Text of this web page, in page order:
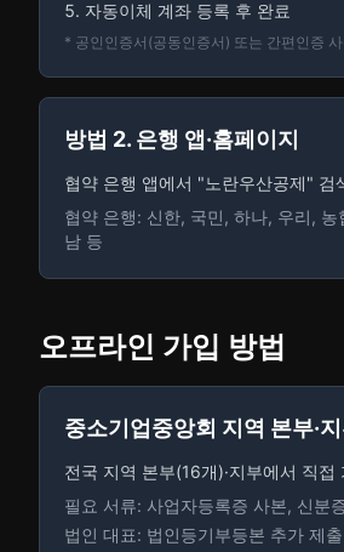
자동이체 계좌 등록 후 완료
* 공인인증서(공동인증서) 또는 간편인증
방법 2. 은행 앱·홈페이지
협약 은행 앱에서 "노란우산공제" 검
협약 은행: 신한, 국민, 하나, 우리, 농
남 등
오프라인 가입 방법
중소기업중앙회 지역 본부·
전국 지역 본부(16개)·지부에서 직접
필요 서류: 사업자등록증 사본, 신분
법인 대표: 법인등기부등본 추가 제출